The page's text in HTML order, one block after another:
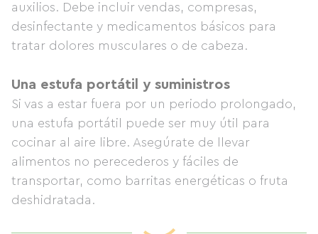
auxilios. Debe incluir vendas, compresas,
desinfectante y medicamentos básicos para
tratar dolores musculares o de cabeza.
Una estufa portátil y suministros
Si vas a estar fuera por un periodo prolongado,
una estufa portátil puede ser muy útil para
cocinar al aire libre. Asegúrate de llevar
alimentos no perecederos y fáciles de
transportar, como barritas energéticas o fruta
deshidratada.